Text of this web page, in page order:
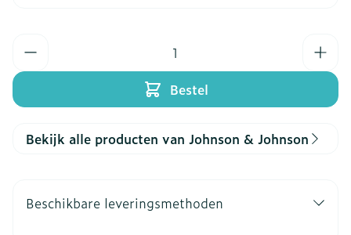
Bestel
Bekijk alle producten van Johnson & Johnson
Beschikbare leveringsmethoden